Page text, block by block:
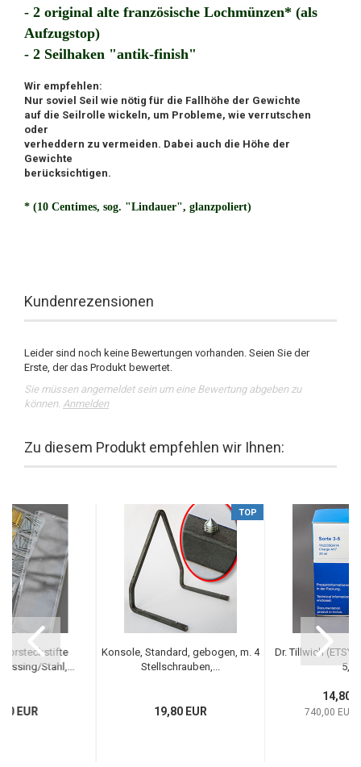
- 2 original alte französische Lochmünzen* (als
Aufzugstop)
- 2 Seilhaken "antik-finish"
Wir empfehlen:
Nur soviel Seil wie nötig für die Fallhöhe der Gewichte
auf die Seilrolle wickeln, um Probleme, wie verrutschen
oder
verheddern zu vermeiden. Dabei auch die Höhe der
Gewichte
berücksichtigen.
* (10 Centimes, sog. "Lindauer", glanzpoliert)
Kundenrezensionen
Leider sind noch keine Bewertungen vorhanden. Seien Sie der
Erste, der das Produkt bewertet.
Sie müssen angemeldet sein um eine Bewertung abgeben zu
können. Anmelden
Zu diesem Produkt empfehlen wir Ihnen:
Vorsteckstifte
Stahl,...
EUR
TOP
Konsole, Standard, gebogen, m. 4
Stellschrauben,...
19,80 EUR
Dr. Tillwich
5,...
14,80
740,00 EUR